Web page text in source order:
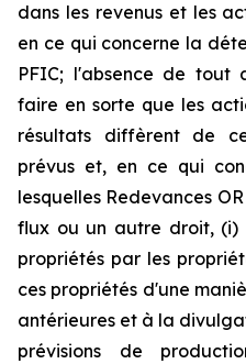
dans les revenus et les
en ce qui concerne la
PFIC; l'absence de
faire en sorte que les
résultats diffèrent de
prévus et, en ce qui
lesquelles Redevances
flux ou un autre droit, (i)
propriétés par les
ces propriétés d'une
antérieures et à la
prévisions de